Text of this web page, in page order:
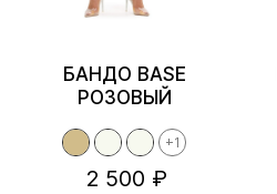
БАНДО BASE
РОЗОВЫЙ
+1
2 500 ₽